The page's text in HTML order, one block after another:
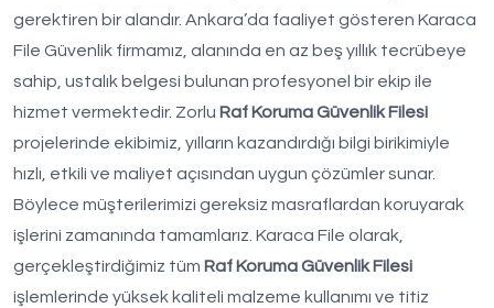
gerektiren bir alandır. Ankara’da faaliyet gösteren Karaca
File Güvenlik firmamız, alanında en az beş yıllık tecrübeye
sahip, ustalık belgesi bulunan profesyonel bir ekip ile
hizmet vermektedir. Zorlu Raf Koruma Güvenlik Filesi
projelerinde ekibimiz, yılların kazandırdığı bilgi birikimiyle
hızlı, etkili ve maliyet açısından uygun çözümler sunar.
Böylece müşterilerimizi gereksiz masraflardan koruyarak
işlerini zamanında tamamlarız. Karaca File olarak,
gerçekleştirdiğimiz tüm Raf Koruma Güvenlik Filesi
işlemlerinde yüksek kaliteli malzeme kullanımı ve titiz